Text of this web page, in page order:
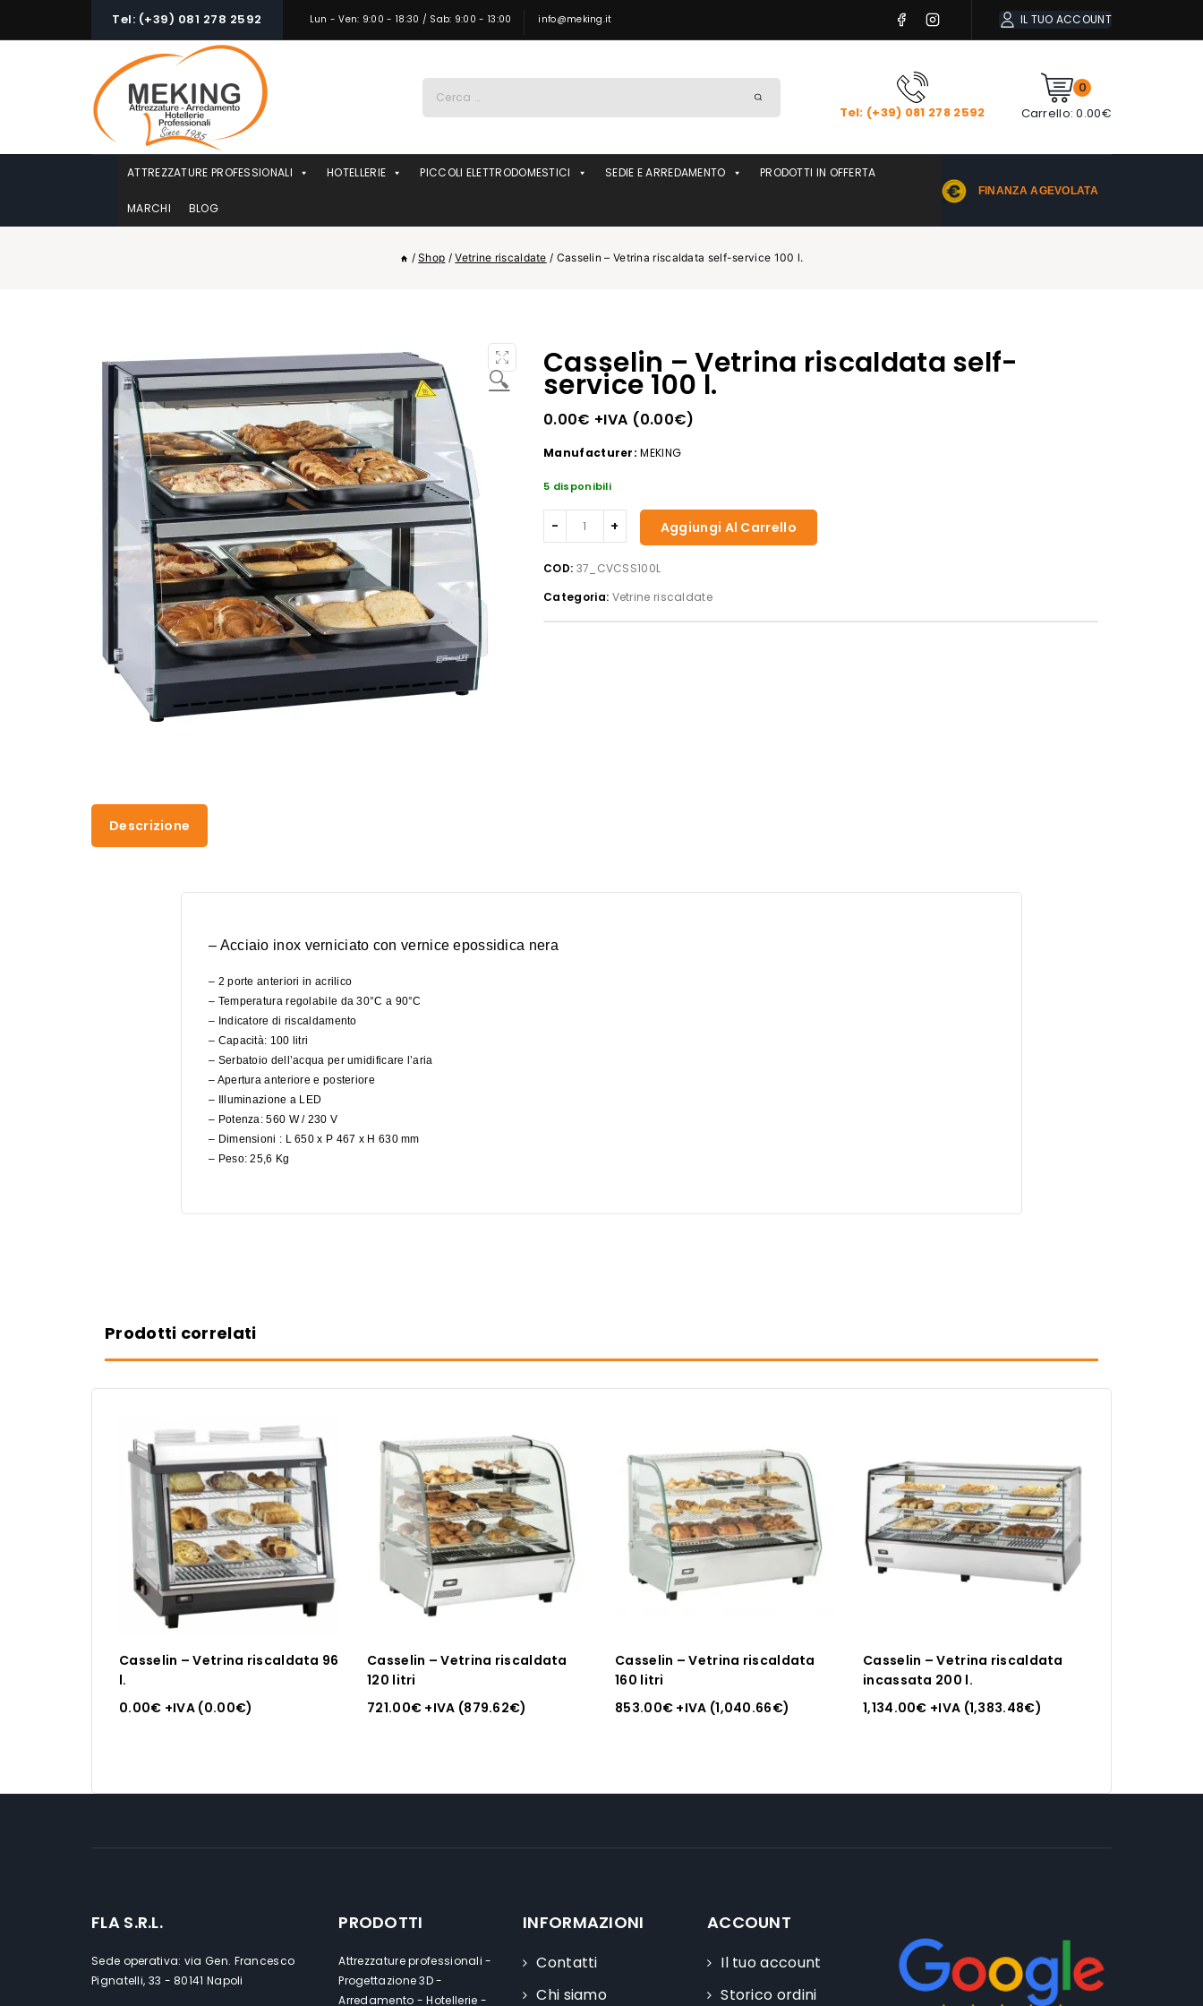
Tel: (+39) 081 278 2592 Lun - Ven: 9:00 - 18:30 / Sab: 9:00 - 13:00 info@meking.it IL TUO ACCOUNT
per:
Tel: (+39) 081 278 2592
0
Carrello: 0.00€
ATTREZZATURE PROFESSIONALI HOTELLERIE PICCOLI ELETTRODOMESTICI SEDIE E ARREDAMENTO PRODOTTI IN OFFERTA
MARCHI BLOG
FINANZA AGEVOLATA
/ Shop / Vetrine riscaldate / Casselin – Vetrina riscaldata self-service 100 l.
🔍 Casselin – Vetrina riscaldata self-
service 100 l.
0.00€ +IVA (0.00€)
Manufacturer: MEKING
5 disponibili
Casselin
-
riscaldata
self-
service
Aggiungi Al Carrello
COD: 37_CVCSS100L
Categoria: Vetrine riscaldate
Descrizione
– Acciaio inox verniciato con vernice epossidica nera
– 2 porte anteriori in acrilico
– Temperatura regolabile da 30°C a 90°C
– Indicatore di riscaldamento
– Capacità: 100 litri
– Serbatoio dell’acqua per umidificare l’aria
– Apertura anteriore e posteriore
– Illuminazione a LED
– Potenza: 560 W / 230 V
– Dimensioni : L 650 x P 467 x H 630 mm
– Peso: 25,6 Kg
Prodotti correlati
Casselin – Vetrina riscaldata 96
l.
0.00€ +IVA (0.00€)
Casselin – Vetrina riscaldata
120 litri
721.00€ +IVA (879.62€)
Casselin – Vetrina riscaldata
160 litri
853.00€ +IVA (1,040.66€)
Casselin – Vetrina riscaldata
incassata 200 l.
1,134.00€ +IVA (1,383.48€)
FLA S.R.L.
Sede operativa: via Gen. Francesco
Pignatelli, 33 - 80141 Napoli
PRODOTTI
Attrezzature professionali -
Progettazione 3D -
Arredamento - Hotellerie -
INFORMAZIONI
Contatti
Chi siamo
ACCOUNT
Il tuo account
Storico ordini